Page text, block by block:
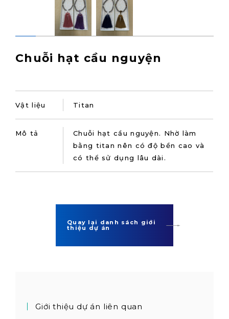
Chuỗi hạt cầu nguyện
Vật liệu Titan
Mô tả
Chuỗi hạt cầu nguyện. Nhờ làm
bằng titan nên có độ bền cao và
có thể sử dụng lâu dài.
Quay lại danh sách giới
thiệu dự án
Giới thiệu dự án liên quan